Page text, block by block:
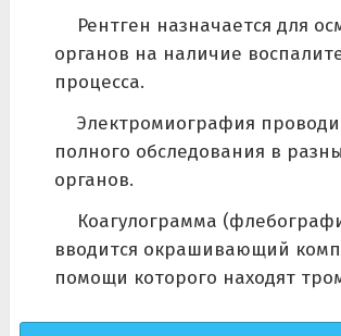
Рентген назначается для
органов на наличие
процесса.
Электромиография
полного обследования в
органов.
Коагулограмма
вводится окрашивающий
помощи которого находят